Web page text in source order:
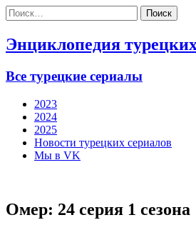
Найти:
Энциклопедия
Все турецкие сериалы
2023
2024
2025
Новости турецких сериалов
Мы в VK
Омер: 24 серия 1 сезона